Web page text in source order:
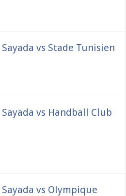
vs Stade Tunisien
vs Handball Club
vs Olympique